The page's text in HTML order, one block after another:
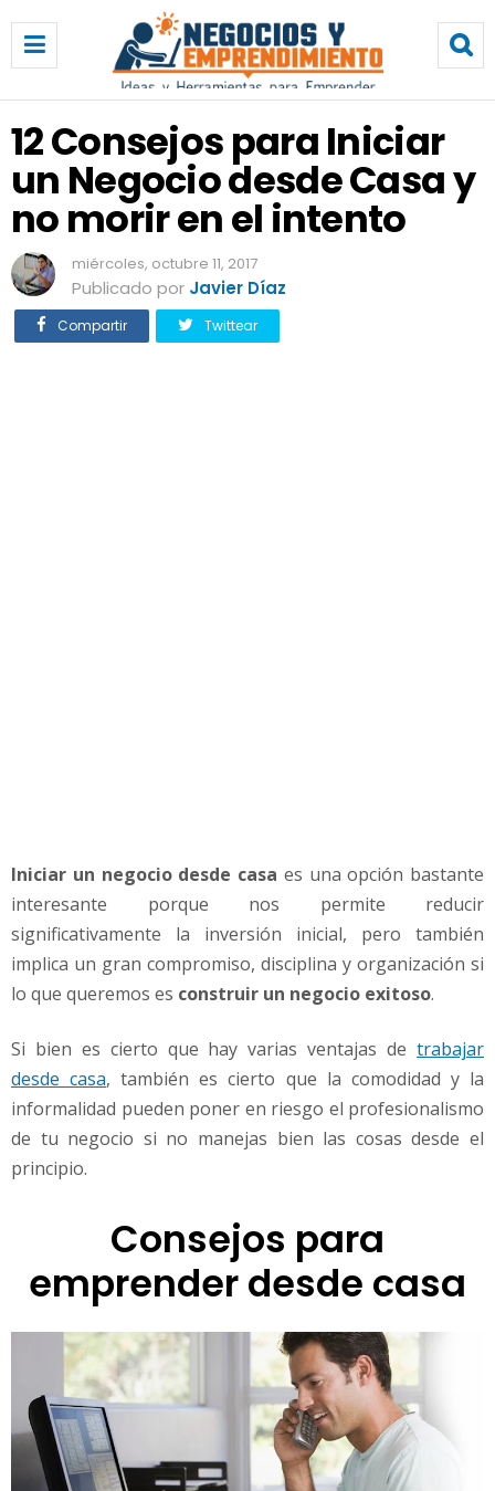
C
o
s
e
j
o
p
a
r
a
C
a
y
n
m
i
r
l
n
e
n
t
o
12 Consejos para Iniciar
un Negocio desde Casa y
no morir en el intento
miércoles, octubre 11, 2017
Publicado por Javier Díaz
Compartir Twittear
Iniciar un negocio desde casa es una opción bastante
interesante porque nos permite reducir
significativamente la inversión inicial, pero también
implica un gran compromiso, disciplina y organización si
lo que queremos es construir un negocio exitoso.
Si bien es cierto que hay varias ventajas de trabajar
desde casa, también es cierto que la comodidad y la
informalidad pueden poner en riesgo el profesionalismo
de tu negocio si no manejas bien las cosas desde el
principio.
Consejos para
emprender desde casa